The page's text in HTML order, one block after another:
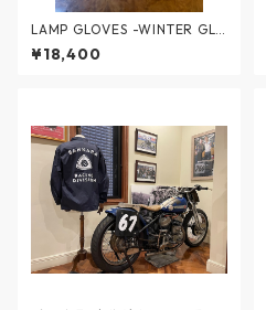
LAMP GLOVES -WINTER GL
OVE- GREIGE
¥18,400